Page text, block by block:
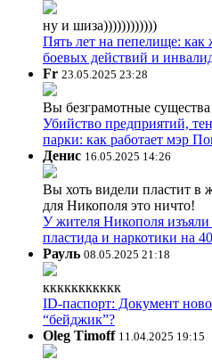
ну и шиза))))))))))))
Пять лет на пепелище: как
боевых действий и
Fr 23.05.2025 23:28
Вы безграмотные
Убийство предприятий,
парки: как работает мэр
Денис 16.05.2025 14:26
Вы хоть видели пластит в
для Никополя это ничто!
У жителя Никополя изъяли
пластида и наркотики на
Рауль 08.05.2025 21:18
ккккккккккк
ID-паспорт: Документ
“бейджик”?
Oleg Timoff 11.04.2025 19:15